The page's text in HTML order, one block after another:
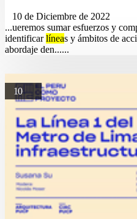
10 de Diciembre de 2022
...ueremos sumar esfuerzos y
identificarlíneas y ámbitos de
abordaje den......
10